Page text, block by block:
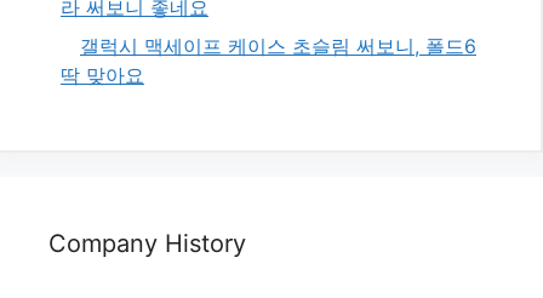
라 써보니 좋네요
갤럭시 맥세이프 케이스 초슬림 써보니, 폴드6
딱 맞아요
Company History